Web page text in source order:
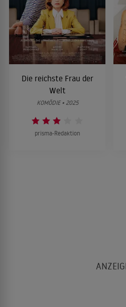
Die reichste Frau der
Welt
KOMÖDIE • 2025
prisma-Redaktion